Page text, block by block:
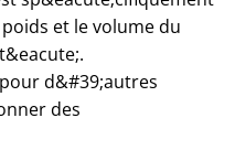
et le volume du
d&#39;autres
des